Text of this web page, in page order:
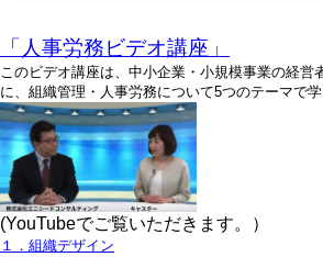
「人事労務ビデオ講座」
このビデオ講座は、中小企業・小規模事業の経営
に、組織管理・人事労務について5つのテーマで学
(YouTubeでご覧いただきます。）
１．組織デザイン